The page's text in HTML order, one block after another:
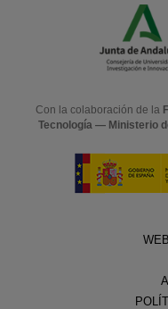
Con la colaboración de la
Tecnología — Ministerio